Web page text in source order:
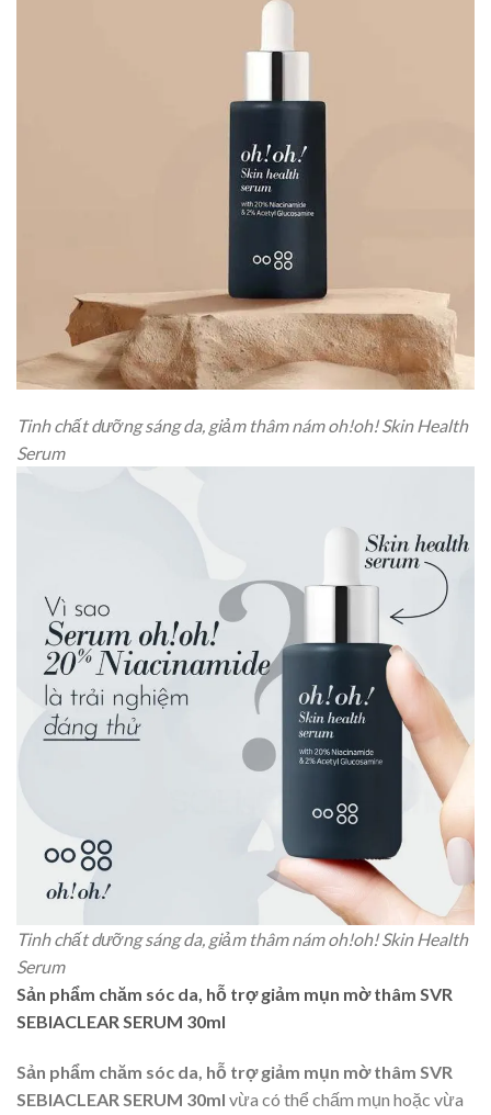
Tinh chất dưỡng sáng da, giảm thâm nám oh!oh! Skin Health
Serum
Tinh chất dưỡng sáng da, giảm thâm nám oh!oh! Skin Health
Serum
Sản phẩm chăm sóc da, hỗ trợ giảm mụn mờ thâm SVR
SEBIACLEAR SERUM 30ml
Sản phẩm chăm sóc da, hỗ trợ giảm mụn mờ thâm SVR
SEBIACLEAR SERUM 30ml vừa có thể chấm mụn hoặc vừa